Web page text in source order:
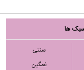
ها
سنتی
غمگین